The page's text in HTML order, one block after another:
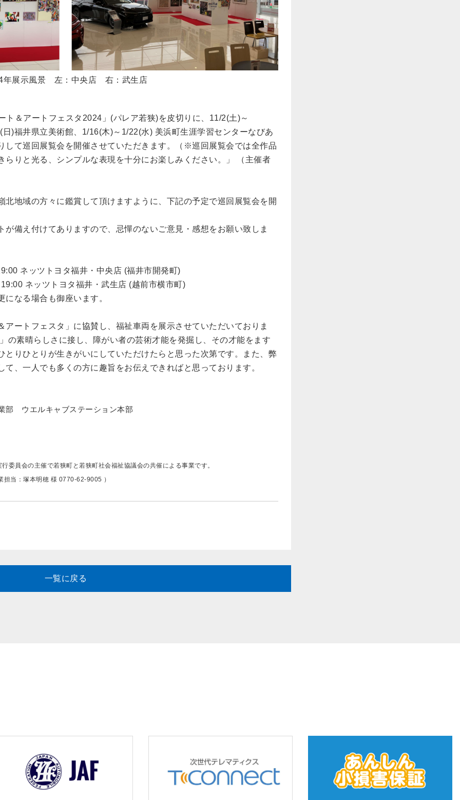
年展示風景 左：中央店 右：武生店
＆アートフェスタ2024」(パレア若狭)を皮切りに、11/2(土)～
)福井県立美術館、1/16(木)～1/22(水) 美浜町生涯学習センターなびあ
して巡回展覧会を開催させていただきます。（※巡回展覧会では全作品
らりと光る、シンプルな表現を十分にお楽しみください。」 （主催者
地域の方々に鑑賞して頂けますように、下記の予定で巡回展覧会を開
備え付けてありますので、忌憚のないご意見・感想をお願い致しま
ネッツトヨタ福井・中央店 (福井市開発町)
ネッツトヨタ福井・武生店 (越前市横市町)
なる場合も御座います。
ートフェスタ」に協賛し、福祉車両を展示させていただいておりま
の素晴らしさに接し、障がい者の芸術才能を発掘し、その才能をます
とりひとりが生きがいにしていただけたらと思った次第です。また、弊
、一人でも多くの方に趣旨をお伝えできればと思っております。
部 ウエルキャブステーション本部
委員会の主催で若狭町と若狭町社会福祉協議会の共催による事業です。
担当：塚本明穂 様 0770-62-9005 ）
一覧に戻る